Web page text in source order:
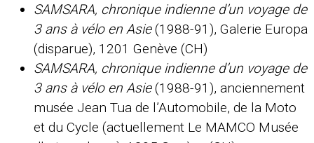
SAMSARA, chronique indienne d’un voyage de
3 ans à vélo en Asie(1988-91), Galerie Europa
(disparue), 1201 Genève (CH)
SAMSARA, chronique indienne d’un voyage de
3 ans à vélo en Asie(1988-91), anciennement
musée Jean Tua de l’Automobile, de la Moto
et du Cycle (actuellement Le MAMCO Musée